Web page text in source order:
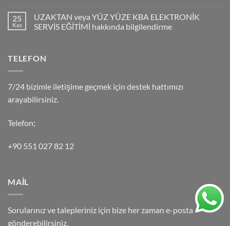
25
Kas
UZAKTAN veya YÜZ YÜZE KBA ELEKTRONİK
SERVİS EĞİTİMİ hakkında bilgilendirme
TELEFON
7/24 bizimle iletişime geçmek için destek hattımızı
arayabilirsiniz.
Telefon;
+90 551 027 82 12
MAİL
Sorularınız ve talepleriniz için bize her zaman e-posta
gönderebilirsiniz.